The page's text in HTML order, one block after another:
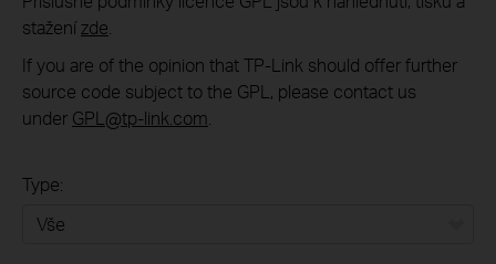
staženízde
If you are of the opinion that TP-Link should offer further
source code subject to the GPL, please contact us
under GPL@tp-link.com
Type: